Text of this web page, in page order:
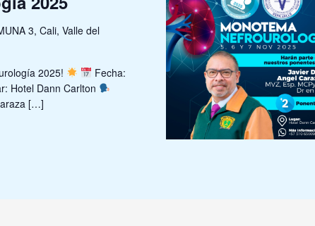
3, Cali, Valle del
2025!
Fecha:
Hotel Dann Carlton
[…]